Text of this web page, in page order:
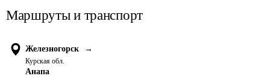
Маршруты и транспорт
Железногорск →
Курская обл.
Анапа